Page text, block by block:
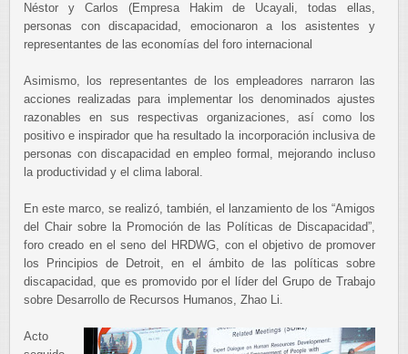
Néstor y Carlos (Empresa Hakim de Ucayali, todas ellas,
personas con discapacidad, emocionaron a los asistentes y
representantes de las economías del foro internacional
Asimismo, los representantes de los empleadores narraron las
acciones realizadas para implementar los denominados ajustes
razonables en sus respectivas organizaciones, así como los
positivo e inspirador que ha resultado la incorporación inclusiva de
personas con discapacidad en empleo formal, mejorando incluso
la productividad y el clima laboral.
En este marco, se realizó, también, el lanzamiento de los “Amigos
del Chair sobre la Promoción de las Políticas de Discapacidad”,
foro creado en el seno del HRDWG, con el objetivo de promover
los Principios de Detroit, en el ámbito de las políticas sobre
discapacidad, que es promovido por el líder del Grupo de Trabajo
sobre Desarrollo de Recursos Humanos, Zhao Li.
Acto